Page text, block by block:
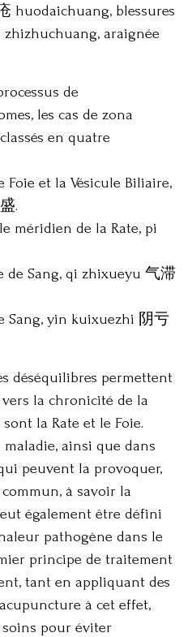
huodaichuang, blessures
araignée
de
les cas de zona
en quatre
Foie et la Vésicule Biliaire,
.
méridien de la Rate, pi
de Sang, qi zhixueyu 气滞
Sang, yin kuixuezhi 阴亏
déséquilibres permettent
la chronicité de la
la Rate et le Foie.
ainsi que dans
peuvent la provoquer,
à savoir la
également être défini
pathogène dans le
principe de traitement
tant en appliquant des
à cet effet,
soins pour éviter